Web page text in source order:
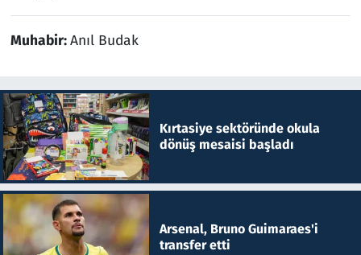
Muhabir:Anıl Budak
Kırtasiye sektöründe okula
dönüş mesaisi başladı
Arsenal, Bruno Guimaraes'i
transfer etti